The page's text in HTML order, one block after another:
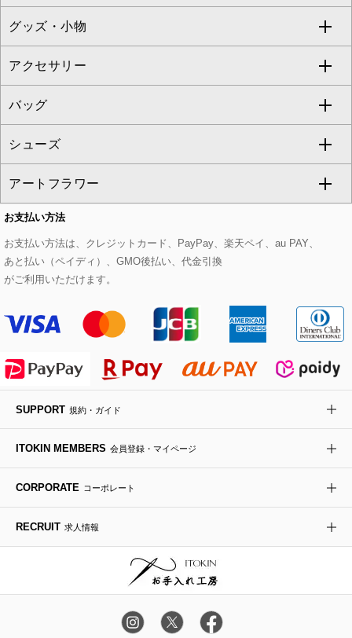
eur3
Maison de CINQ
MK MICHEL KLEIN BAG
HIROKO KOSHINO
アンサンブルセット
ベスト・ジレ
パーカー
タンクトップ・キャミソール
スウェット・ジャージー
その他のトップス
ジャンパースカート
その他のワンピース・ドレス
ガウチョ・ワイドパンツ
ハーフ・ショート丈パンツ
サロペット・オールインワン
その他のパンツ
ひざ丈スカート
ミモレ丈スカート
ショート・ミニ丈スカート
その他のスカート
テーラードジャケット
ノーカラージャケット
セットアップ
セットアップジャケット
セットアップパンツ
セットアップスカート
セットアップワンピース
すべてのコート・ブルゾン
トレンチコート
ピーコート
ダッフルコート
チェスターコート
モッズコート
ステンカラーコート
ライダースジャケット
デニムジャケット
ダウンジャケット・コート
グッズ・小物
すべてのグッズ・小物
マスク
ストール・マフラー・スヌード
ベルト・サスペンダー
帽子
ヘアアクセサリー
ハンカチ・バンダナ
手袋
チャーム・ストラップ
アクセサリー
すべてのアクセサリー
ネックレス
ピアス・イヤリング
ブレスレット・バングル
ブローチ・コサージュ
バッグ
すべてのバッグ
トートバッグ
ショルダーバッグ
ボストンバッグ
バックパック・リュック
ボディバッグ・メッセンジャーバッグ
トラベルバッグ
シューズ
すべてのシューズ
パンプス
スニーカー
フラットシューズ
ローファー
ドレスシューズ
アートフラワー
すべてのアートフラワー
ローズ
カサブランカ・カラー
ラナンキュラス
ポプリアレンジ＆フレグランス
お支払い方法
お支払い方法は、クレジットカード、PayPay、楽天ペイ、au PAY、
あと払い（ペイディ）、GMO後払い、代金引換
がご利用いただけます。
SUPPORT 規約・ガイド
ITOKIN MEMBERS 会員登録・マイページ
CORPORATE コーポレート
RECRUIT 求人情報